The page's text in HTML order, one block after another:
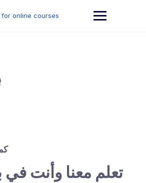
for online courses
تعلم معنا وأنت